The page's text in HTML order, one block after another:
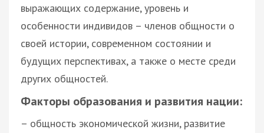
выражающих содержание, уровень и
особенности индивидов – членов общности о
своей истории, современном состоянии и
будущих перспективах, а также о месте среди
других общностей.
Факторы образования и развития нации:
– общность экономической жизни, развитие